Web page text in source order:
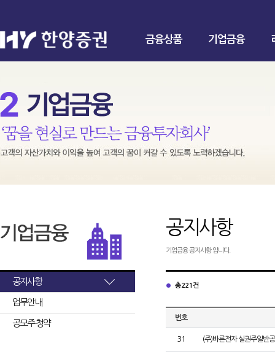
금융상품 기업금융
공지사항
업무안내
공모주 청약
공지사항
기업금융 공지사항 입니다.
총 221건
번호
31 (주)바른전자 실권주일반